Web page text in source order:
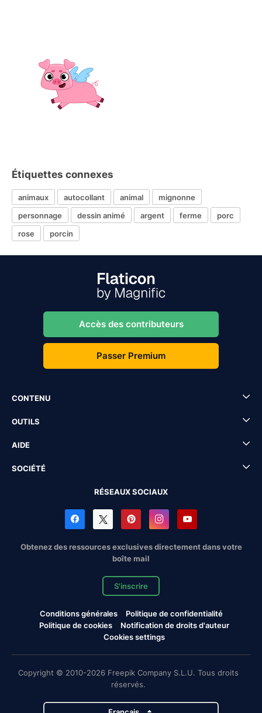
Étiquettes connexes
animaux autocollant animal
mignonne
personnage
dessin animé argent ferme
porc
rose
porcin
Accès des contributeurs
Passer Premium
CONTENU
OUTILS
AIDE
SOCIÉTÉ
RÉSEAUX SOCIAUX
Obtenez des ressources exclusives directement dans votre
boîte mail
S'inscrire
Conditions générales
Politique de confidentialité
Politique de cookies
Notification de droits d'auteur
Cookies settings
Copyright © 2010-2026 Freepik Company S.L.U. Tous droits
réservés.